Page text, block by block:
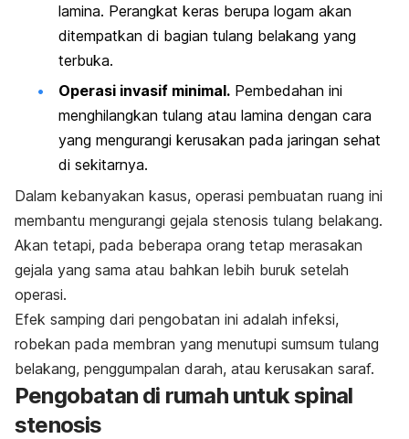
lamina. Perangkat keras berupa logam akan
ditempatkan di bagian tulang belakang yang
terbuka.
Operasi invasif minimal. Pembedahan ini
menghilangkan tulang atau lamina dengan cara
yang mengurangi kerusakan pada jaringan sehat
di sekitarnya.
Dalam kebanyakan kasus, operasi pembuatan ruang ini
membantu mengurangi gejala stenosis tulang belakang.
Akan tetapi, pada beberapa orang tetap merasakan
gejala yang sama atau bahkan lebih buruk setelah
operasi.
Efek samping dari pengobatan ini adalah infeksi,
robekan pada membran yang menutupi sumsum tulang
belakang, penggumpalan darah, atau kerusakan saraf.
Pengobatan di rumah untuk spinal
stenosis